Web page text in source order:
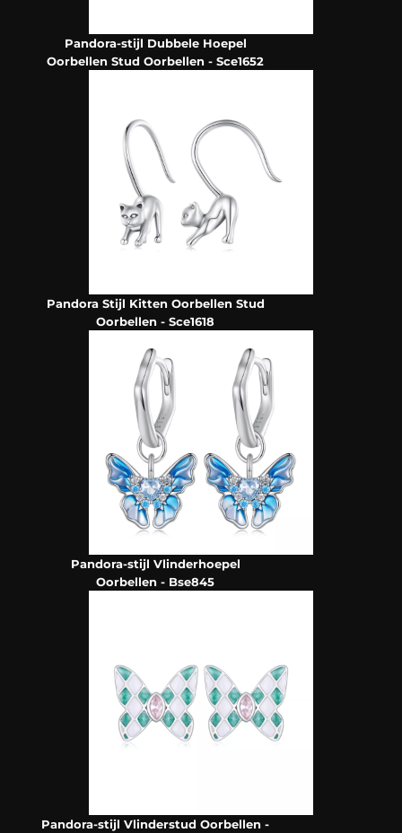
Pandora-stijl Dubbele Hoepel
Oorbellen Stud Oorbellen - Sce1652
Pandora Stijl Kitten Oorbellen Stud
Oorbellen - Sce1618
Pandora-stijl Vlinderhoepel
Oorbellen - Bse845
Pandora-stijl Vlinderstud Oorbellen -